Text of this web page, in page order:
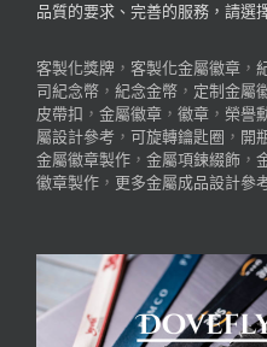
品質的要求、完善的服務，請選擇
客製化獎牌 ， 客製化金屬徽章 ，
司紀念幣 ， 紀念金幣 ， 定制金屬
皮帶扣 ， 金屬徽章 ， 徽章 ， 榮譽
屬設計參考 ， 可旋轉鑰匙圈 ， 開
金屬徽章製作 ， 金屬項鍊綴飾 ，
徽章製作 ， 更多金屬成品設計參